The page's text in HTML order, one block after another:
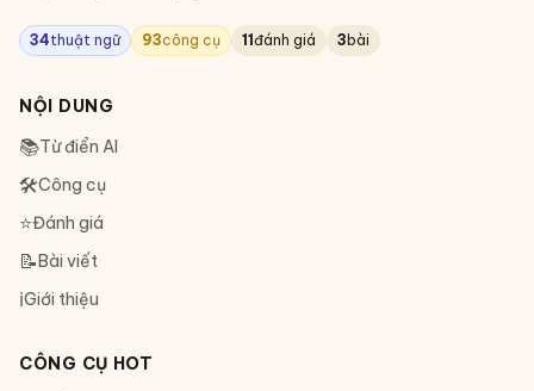
34thuật ngữ 93công cụ 11đánh giá 3 bài
NỘI DUNG
📚Từ điển AI
🛠Công cụ
⭐Đánh giá
📝Bài viết
ℹ️Giới thiệu
CÔNG CỤ HOT